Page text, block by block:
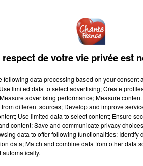
respect de votre vie privée est
following data processing based on your consent
limited data to select advertising; Create
advertising performance; Measure
different sources; Develop and improve
Use limited data to select content; Ensure
content; Save and communicate privacy
data to offer following functionalities:
data; Match and combine data from other data